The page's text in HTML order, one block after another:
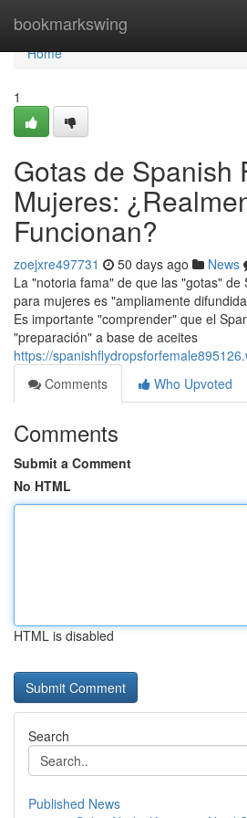
bookmarkswing
Home
Home
1
Gotas de Spanish
Mujeres:
Funcionan?
zoejxre497731 50 days ago News
La "notoria fama" de que las "gotas" de
para mujeres es "ampliamente
Es importante "comprender" que el
"preparación" a base de aceites
https://
Comments
Who Upvoted
Comments
Submit a Comment
No HTML
HTML is disabled
Search
Published News